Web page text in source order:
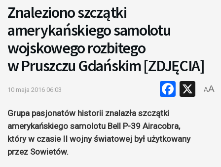
Znaleziono szczątki
amerykańskiego samolotu
wojskowego rozbitego
w Pruszczu Gdańskim [ZDJĘCIA]
10 maja 2016 06:03 X
AA
Grupa pasjonatów historii znalazła szczątki
amerykańskiego samolotu Bell P-39 Airacobra,
który w czasie II wojny światowej był użytkowany
przez Sowietów.